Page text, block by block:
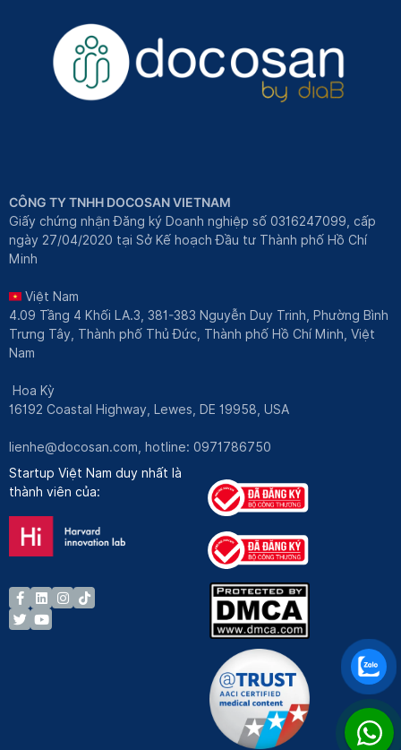
CÔNG TY TNHH DOCOSAN VIETNAM
Giấy chứng nhận Đăng ký Doanh nghiệp số 0316247099, cấp
ngày 27/04/2020 tại Sở Kế hoạch Đầu tư Thành phố Hồ Chí
Minh
Việt Nam
4.09 Tầng 4 Khối LA.3, 381-383 Nguyễn Duy Trinh, Phường Bình
Trưng Tây, Thành phố Thủ Đức, Thành phố Hồ Chí Minh, Việt
Nam
Hoa Kỳ
16192 Coastal Highway, Lewes, DE 19958, USA
lienhe@docosan.com , hotline: 0971786750
Startup Việt Nam duy nhất là
thành viên của: